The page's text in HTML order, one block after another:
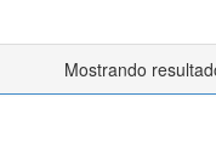
Mostrando